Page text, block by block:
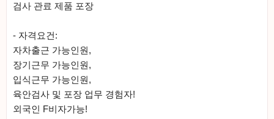
검사 관료 제품 포장
- 자격요건:
자차출근 가능인원,
장기근무 가능인원,
입식근무 가능인원,
육안검사 및 포장 업무 경험자!
외국인 F비자가능!